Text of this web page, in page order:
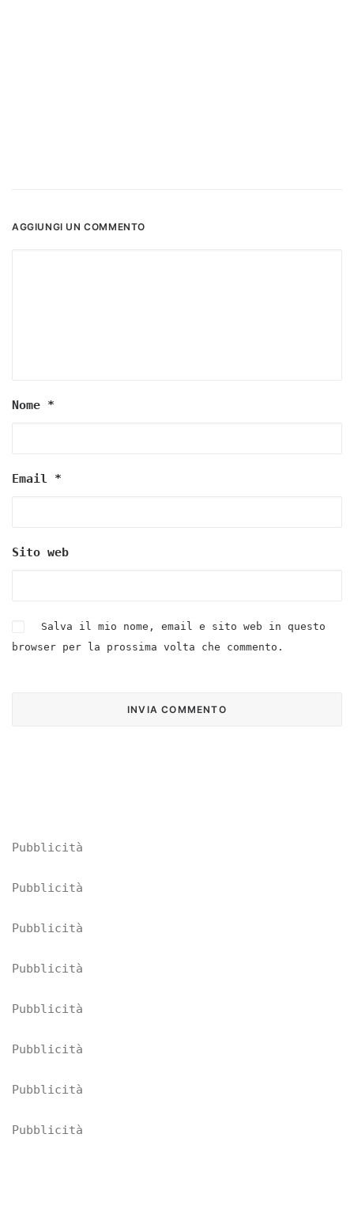
AGGIUNGI UN COMMENTO
Nome *
Email *
Sito web
Salva il mio nome, email e sito web in questo
browser per la prossima volta che commento.
Pubblicità
Pubblicità
Pubblicità
Pubblicità
Pubblicità
Pubblicità
Pubblicità
Pubblicità